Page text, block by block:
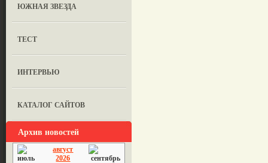
ЮЖНАЯ ЗВЕЗДА
ТЕСТ
ИНТЕРВЬЮ
КАТАЛОГ САЙТОВ
Архив новостей
август
2026